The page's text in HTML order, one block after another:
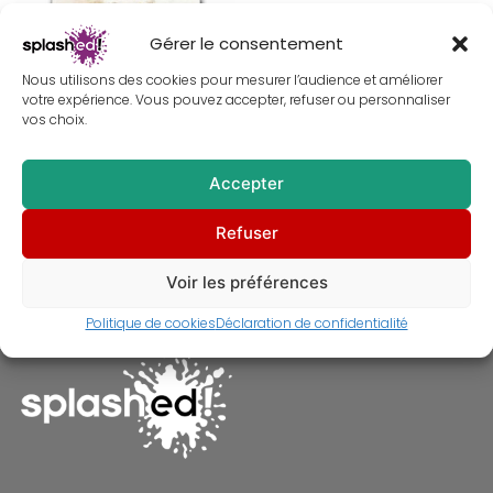
Gérer le consentement
Nous utilisons des cookies pour mesurer l’audience et améliorer
votre expérience. Vous pouvez accepter, refuser ou personnaliser
vos choix.
Accepter
Refuser
Voir les préférences
Politique de cookiesDéclaration de confidentialité
Tableau de Conan le barbare –
30,00€